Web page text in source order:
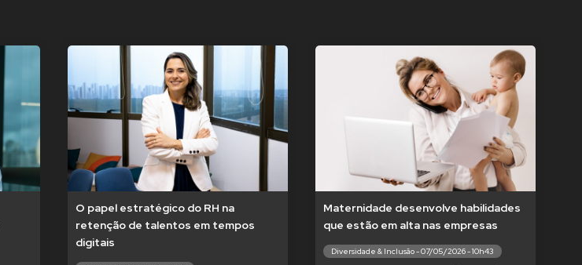
O papel estratégico do RH na
retenção de talentos em tempos
digitais
Maternidade desenvolve habilidades
que estão em alta nas empresas
Diversidade & Inclusão - 07/05/2026 - 10h43